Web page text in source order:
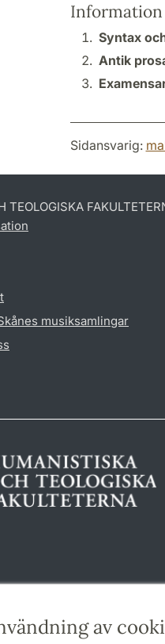
av
Syntax
Antik
Sidansvarig:
TEOLOGISKA
musiksamlingar